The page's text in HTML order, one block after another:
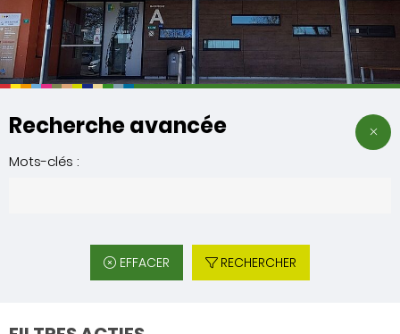
Recherche avancée
Mots-clés :
EFFACER RECHERCHER